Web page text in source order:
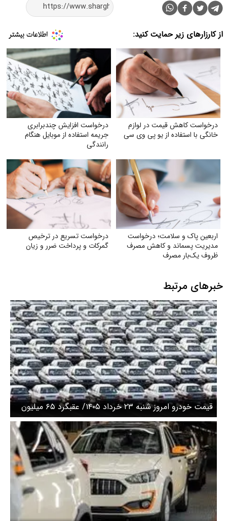
از کارزارهای زیر حمایت کنید:
درخواست کاهش قیمت در لوازم
خانگی با استفاده از یو پی وی سی
درخواست افزایش چندبرابری
جریمه استفاده از موبایل هنگام
رانندگی
اربعین پاک و سلامت؛ درخواست
مدیریت پسماند و کاهش مصرف
ظروف یک‌بار مصرف
درخواست تسریع در ترخیص
گمرکات و پرداخت ضرر و زیان
خبرهای مرتبط
قیمت خودرو امروز شنبه ۲۳ خرداد ۱۴۰۵/ عقبگرد ۶۵ میلیون
تومانی قیمت خودروهای پرتیراژ